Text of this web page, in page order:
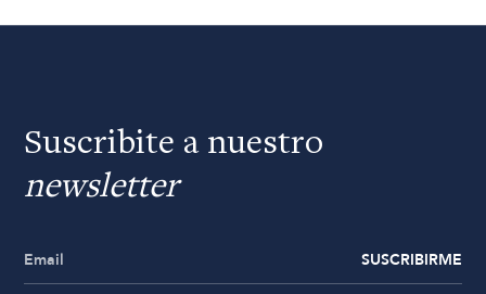
Suscribite a nuestro
newsletter
SUSCRIBIRME